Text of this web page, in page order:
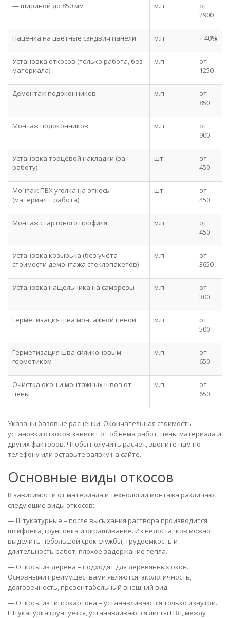
— шириной до 850 мм м.п.
от
2900
Наценка на цветные сэндвич панели м.п. + 40%
Установка откосов (только работа, без
материала)
м.п.
от
1250
Демонтаж подоконников м.п.
от
850
Монтаж подоконников м.п.
от
900
Установка торцевой накладки (за
работу)
шт.
от
450
Монтаж ПВХ уголка на откосы
(материал + работа)
шт.
от
450
Монтаж стартового профиля м.п.
от
450
Установка козырька (без учёта
стоимости демонтажа стеклопакетов)
м.п.
от
3650
Установка нащельника на саморезы м.п.
от
300
Герметизация шва монтажной пеной м.п.
от
500
Герметизация шва силиконовым
герметиком
м.п.
от
650
Очистка окон и монтажных швов от
пены
м.п.
от
650
Указаны базовые расценки. Окончательная стоимость
установки откосов зависит от объема работ, цены материала и
других факторов. Чтобы получить расчет, звоните нам по
телефону или оставьте заявку на сайте.
Основные виды откосов
В зависимости от материала и технологии монтажа различают
следующие виды откосов:
— Штукатурные – после высыхания раствора производится
шлифовка, грунтовка и окрашивание. Из недостатков можно
выделить небольшой срок службы, трудоемкость и
длительность работ, плохое задержание тепла.
— Откосы из дерева – подходят для деревянных окон.
Основными преимуществами являются: экологичность,
долговечность, презентабельный внешний вид.
— Откосы из гипсокартона – устанавливаются только изнутри.
Штукатурка грунтуется, устанавливаются листы ГВЛ, между